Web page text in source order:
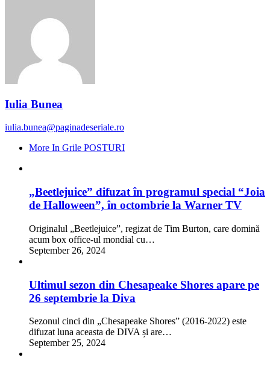
Iulia Bunea
iulia.bunea@paginadeseriale.ro
More In Grile POSTURI
„Beetlejuice” difuzat în programul special “Joia
de Halloween”, în octombrie la Warner TV
Originalul „Beetlejuice”, regizat de Tim Burton, care domină
acum box office-ul mondial cu…
September 26, 2024
Ultimul sezon din Chesapeake Shores apare pe
26 septembrie la Diva
Sezonul cinci din „Chesapeake Shores” (2016-2022) este
difuzat luna aceasta de DIVA și are…
September 25, 2024